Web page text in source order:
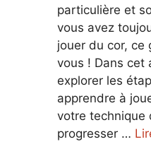
particulière et
vous avez
jouer du cor, ce
vous ! Dans cet
explorer les
apprendre à
votre technique
progresser …